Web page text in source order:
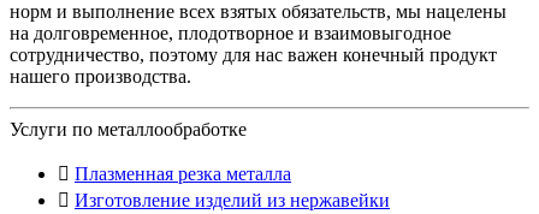
норм и выполнение всех взятых обязательств, мы нацелены
на долговременное, плодотворное и взаимовыгодное
сотрудничество, поэтому для нас важен конечный продукт
нашего производства.
Услуги по металлообработке
Плазменная резка металла
Изготовление изделий из нержавейки